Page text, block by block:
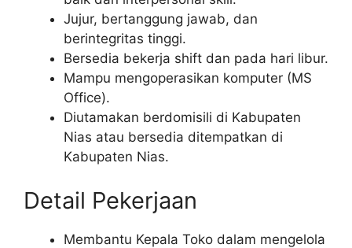
Jujur, bertanggung jawab, dan
berintegritas tinggi.
Bersedia bekerja shift dan pada hari libur.
Mampu mengoperasikan komputer (MS
Office).
Diutamakan berdomisili di Kabupaten
Nias atau bersedia ditempatkan di
Kabupaten Nias.
Detail Pekerjaan
Membantu Kepala Toko dalam mengelola